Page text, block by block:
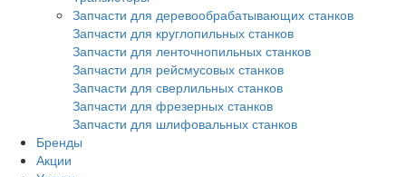
Запчасти для деревообрабатывающих станков
Запчасти для круглопильных станков
Запчасти для ленточнопильных станков
Запчасти для рейсмусовых станков
Запчасти для сверлильных станков
Запчасти для фрезерных станков
Запчасти для шлифовальных станков
Бренды
Акции